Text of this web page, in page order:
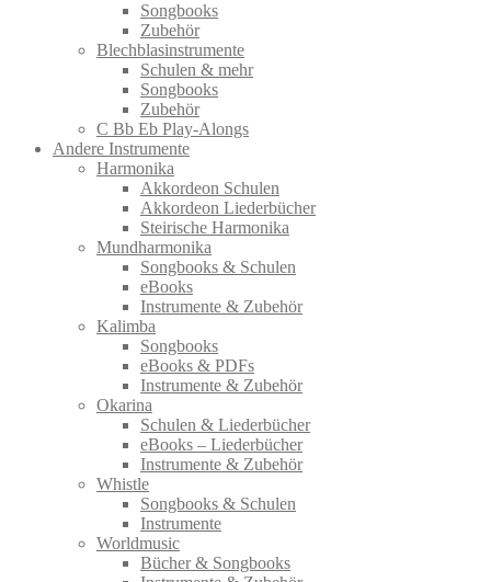
Songbooks
Zubehör
Blechblasinstrumente
Schulen & mehr
Songbooks
Zubehör
C Bb Eb Play-Alongs
Andere Instrumente
Harmonika
Akkordeon Schulen
Akkordeon Liederbücher
Steirische Harmonika
Mundharmonika
Songbooks & Schulen
eBooks
Instrumente & Zubehör
Kalimba
Songbooks
eBooks & PDFs
Instrumente & Zubehör
Okarina
Schulen & Liederbücher
eBooks – Liederbücher
Instrumente & Zubehör
Whistle
Songbooks & Schulen
Instrumente
Worldmusic
Bücher & Songbooks